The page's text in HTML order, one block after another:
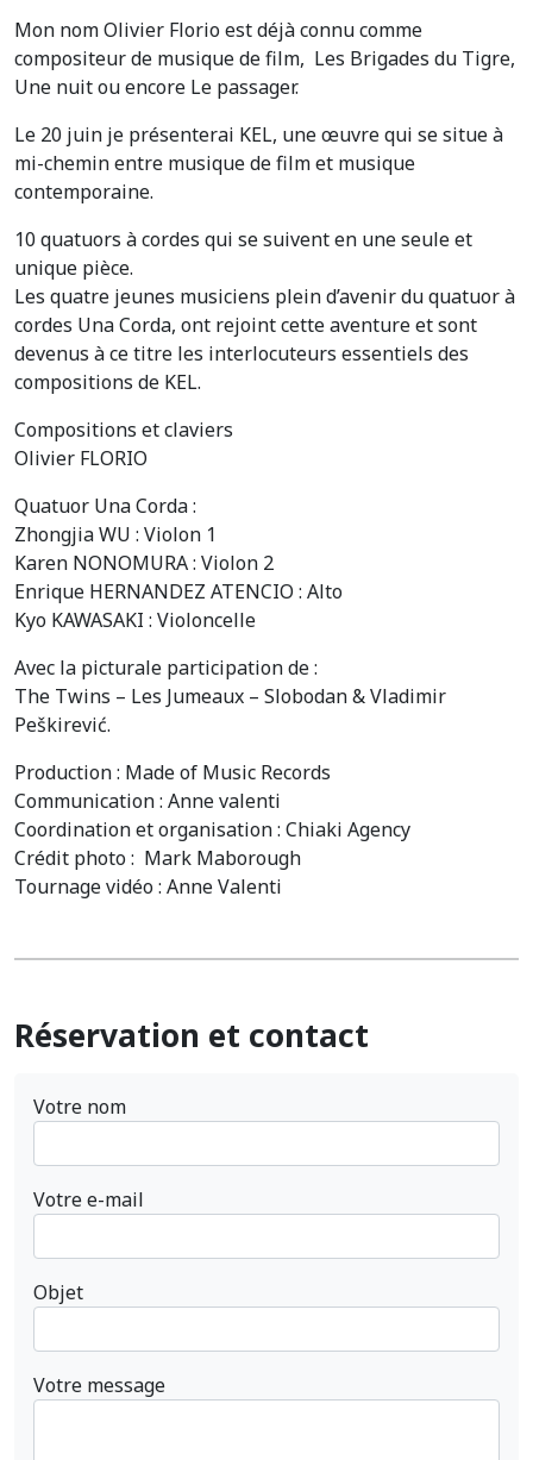
Mon nom Olivier Florio est déjà connu comme
compositeur de musique de film, Les Brigades du Tigre,
Une nuit ou encore Le passager.
Le 20 juin je présenterai KEL, une œuvre qui se situe à
mi-chemin entre musique de film et musique
contemporaine.
10 quatuors à cordes qui se suivent en une seule et
unique pièce.
Les quatre jeunes musiciens plein d’avenir du quatuor à
cordes Una Corda, ont rejoint cette aventure et sont
devenus à ce titre les interlocuteurs essentiels des
compositions de KEL.
Compositions et claviers
Olivier FLORIO
Quatuor Una Corda :
Zhongjia WU : Violon 1
Karen NONOMURA : Violon 2
Enrique HERNANDEZ ATENCIO : Alto
Kyo KAWASAKI : Violoncelle
Avec la picturale participation de :
The Twins – Les Jumeaux – Slobodan & Vladimir
Peškirević.
Production : Made of Music Records
Communication : Anne valenti
Coordination et organisation : Chiaki Agency
Crédit photo : Mark Maborough
Tournage vidéo : Anne Valenti
Réservation et contact
Votre nom
Votre e-mail
Objet
Votre message